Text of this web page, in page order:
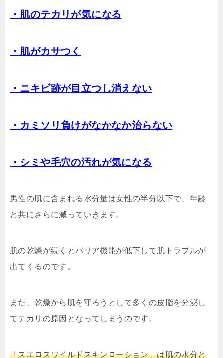
・肌のテカリが気になる
・肌がカサつく
・ニキビ跡が目立つし消えない
・カミソリ負けがなかなか治らない
・シミや毛穴の汚れが気になる
男性の肌に含まれる水分量は女性の半分以下で、年齢
と共にさらに減っていきます。
肌の乾燥が続くとバリア機能が低下して肌トラブルが
出てくるのです。
また、乾燥から肌を守ろうとして多くの皮脂を分泌し
てテカリの原因となってしまうのです。
「スエロスワイルドスキンローション」は肌の水分と